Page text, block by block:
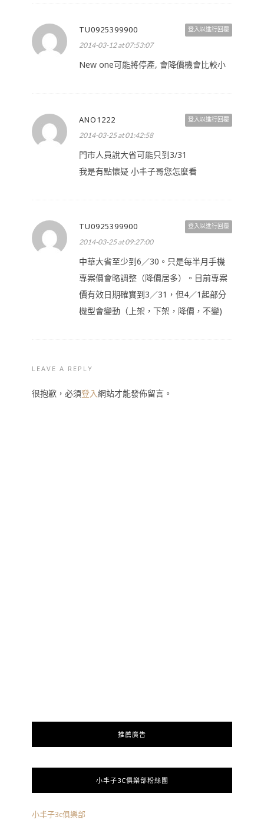
登入以進行回覆
TU0925399900
2014-03-12 at 07:53:07
New one可能將停產, 會降價機會比較小
登入以進行回覆
ANO1222
2014-03-25 at 01:42:58
門市人員說大省可能只到3/31
我是有點懷疑 小丰子哥您怎麼看
登入以進行回覆
TU0925399900
2014-03-25 at 09:27:00
中華大省至少到6／30。只是每半月手機
專案價會略調整（降價居多）。目前專案
價有效日期確實到3／31，但4／1起部分
機型會變動（上架，下架，降價，不變)
LEAVE A REPLY
很抱歉，必須登入網站才能發佈留言。
推薦廣告
小丰子3C俱樂部粉絲團
小丰子3c俱樂部